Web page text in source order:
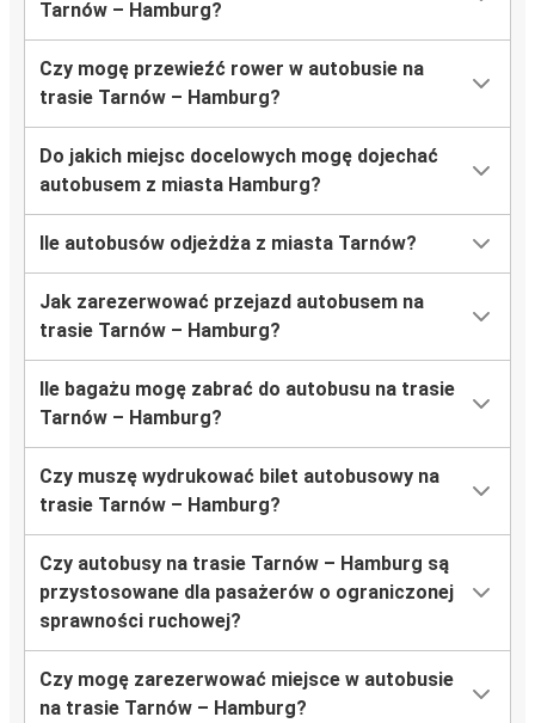
Tarnów – Hamburg?
Czy mogę przewieźć rower w autobusie na
trasie Tarnów – Hamburg?
Do jakich miejsc docelowych mogę dojechać
autobusem z miasta Hamburg?
Ile autobusów odjeżdża z miasta Tarnów?
Jak zarezerwować przejazd autobusem na
trasie Tarnów – Hamburg?
Ile bagażu mogę zabrać do autobusu na trasie
Tarnów – Hamburg?
Czy muszę wydrukować bilet autobusowy na
trasie Tarnów – Hamburg?
Czy autobusy na trasie Tarnów – Hamburg są
przystosowane dla pasażerów o ograniczonej
sprawności ruchowej?
Czy mogę zarezerwować miejsce w autobusie
na trasie Tarnów – Hamburg?